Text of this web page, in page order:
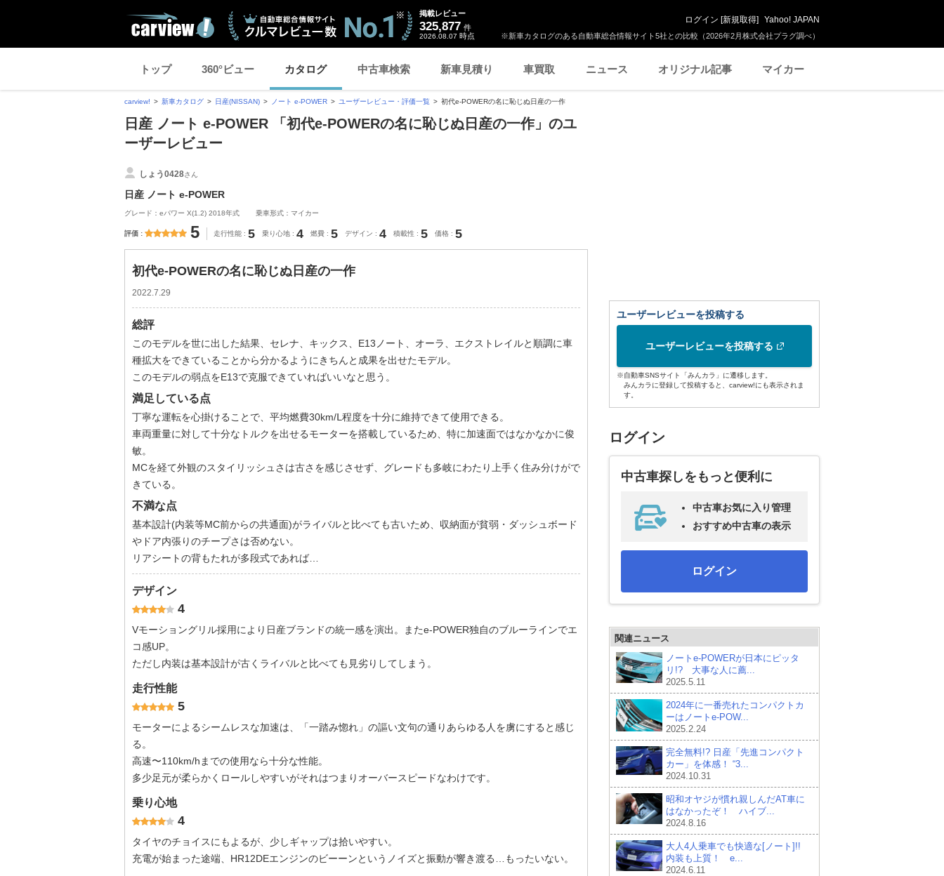
※新車カタログのある自動車総合情報サイト5社との比較（2026年2月株式会社プラグ調べ）
掲載レビュー
325,877 件
2026.08.07 時点
ログイン [新規取得] Yahoo! JAPAN
トップ 360°ビュー カタログ 中古車検索 新車見積り 車買取 ニュース オリジナル記事 マイカー
carview! 新車カタログ 日産(NISSAN) ノート e-POWER ユーザーレビュー・評価一覧 初代e-POWERの名に恥じぬ日産の一作
日産 ノート e-POWER 「初代e-POWERの名に恥じぬ日産の一作」のユ
ーザーレビュー
しょう0428さん
日産 ノート e-POWER
グレード：eパワー X(1.2) 2018年式 乗車形式：マイカー
評価 5 走行性能 5 乗り心地 4 燃費 5 デザイン 4 積載性 5 価格 5
初代e-POWERの名に恥じぬ日産の一作
2022.7.29
総評
このモデルを世に出した結果、セレナ、キックス、E13ノート、オーラ、エクストレイルと順調に車
種拡大をできていることから分かるようにきちんと成果を出せたモデル。
このモデルの弱点をE13で克服できていればいいなと思う。
満足している点
丁寧な運転を心掛けることで、平均燃費30km/ᒪ程度を十分に維持できて使用できる。
車両重量に対して十分なトルクを出せるモーターを搭載しているため、特に加速面ではなかなかに俊
敏。
MCを経て外観のスタイリッシュさは古さを感じさせず、グレードも多岐にわたり上手く住み分けがで
きている。
不満な点
基本設計(内装等MC前からの共通面)がライバルと比べても古いため、収納面が貧弱・ダッシュボード
やドア内張りのチープさは否めない。
リアシートの背もたれが多段式であれば…
デザイン
4
Vモーショングリル採用により日産ブランドの統一感を演出。またe-POWER独自のブルーラインでエ
コ感UP。
ただし内装は基本設計が古くライバルと比べても見劣りしてしまう。
走行性能
5
モーターによるシームレスな加速は、「一踏み惚れ」の謳い文句の通りあらゆる人を虜にすると感じ
る。
高速〜110km/hまでの使用なら十分な性能。
多少足元が柔らかくロールしやすいがそれはつまりオーバースピードなわけです。
乗り心地
4
タイヤのチョイスにもよるが、少しギャップは拾いやすい。
充電が始まった途端、HR12DEエンジンのビーーンというノイズと振動が響き渡る…もったいない。
ユーザーレビューを投稿する
ユーザーレビューを投稿する
※自動車SNSサイト「みんカラ」に遷移します。
みんカラに登録して投稿すると、carview!にも表示されま
す。
ログイン
中古車探しをもっと便利に
中古車お気に入り管理
おすすめ中古車の表示
ログイン
関連ニュース
ノートe-POWERが日本にピッタ
リ!? 大事な人に薦...
2025.5.11
2024年に一番売れたコンパクトカ
ーはノートe-POW...
2025.2.24
完全無料!? 日産「先進コンパクト
カー」を体感！ “3...
2024.10.31
昭和オヤジが慣れ親しんだAT車に
はなかったぞ！ ハイブ...
2024.8.16
大人4人乗車でも快適な[ノート]!!
内装も上質！ e...
2024.6.11